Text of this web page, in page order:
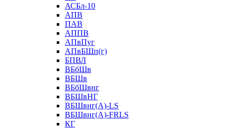
АСБл-10
АПВ
ПАВ
АППВ
АПвПуг
АПвБШп(г)
БПВЛ
ВБбШв
ВБШв
ВБбШвнг
ВБШвНГ
ВБШвнг(А)-LS
ВБШвнг(А)-FRLS
КГ